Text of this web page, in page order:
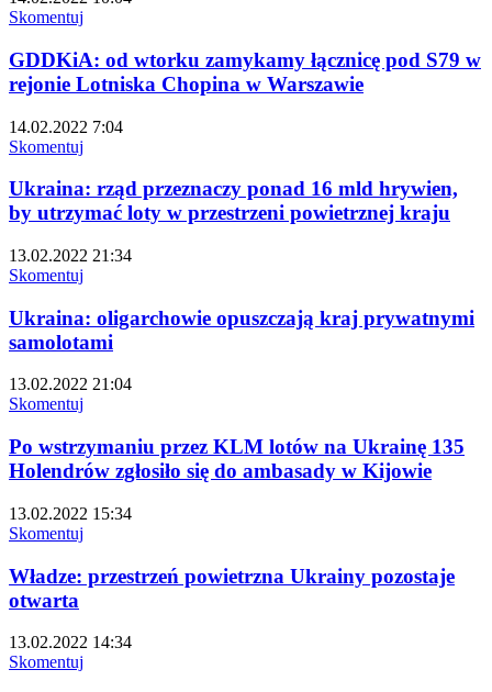
Skomentuj
GDDKiA: od wtorku zamykamy łącznicę pod S79 w
rejonie Lotniska Chopina w Warszawie
14.02.2022 7:04
Skomentuj
Ukraina: rząd przeznaczy ponad 16 mld hrywien,
by utrzymać loty w przestrzeni powietrznej kraju
13.02.2022 21:34
Skomentuj
Ukraina: oligarchowie opuszczają kraj prywatnymi
samolotami
13.02.2022 21:04
Skomentuj
Po wstrzymaniu przez KLM lotów na Ukrainę 135
Holendrów zgłosiło się do ambasady w Kijowie
13.02.2022 15:34
Skomentuj
Władze: przestrzeń powietrzna Ukrainy pozostaje
otwarta
13.02.2022 14:34
Skomentuj